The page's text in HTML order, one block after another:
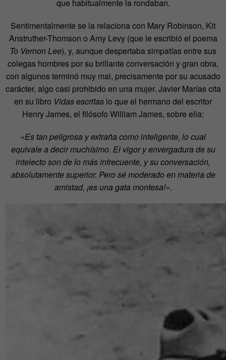
que habitualmente la rondaban.
Sentimentalmente se la relaciona con Mary Robinson, Kit
Anstruther-Thomson o Amy Levy (que le escribió el poema
To Vernon Lee), y, aunque despertaba simpatías entre sus
colegas hombres por su brillante conversación y gran obra,
con algunos terminó muy mal, precisamente por su acusado
carácter, algo casi prohibido en una mujer. Javier Marías cita
en su libro Vidas escritas lo que el hermano del escritor
Henry James, el filósofo William James, sobre ella:
«Es tan peligrosa y extraña como inteligente, lo cual
equivale a decir muchísimo. El vigor y envergadura de su
intelecto son de lo más infrecuente, y su conversación,
absolutamente superior. Pero sé moderado en materia de
amistad, ¡es una gata montesa!».